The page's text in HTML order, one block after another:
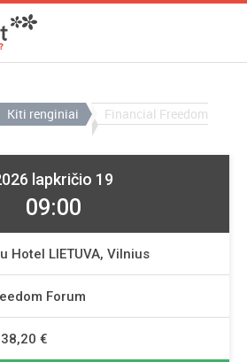
Kiti renginiai
Financial Freedom
lapkričio 19
09:00
Hotel LIETUVA, Vilnius
Forum
€